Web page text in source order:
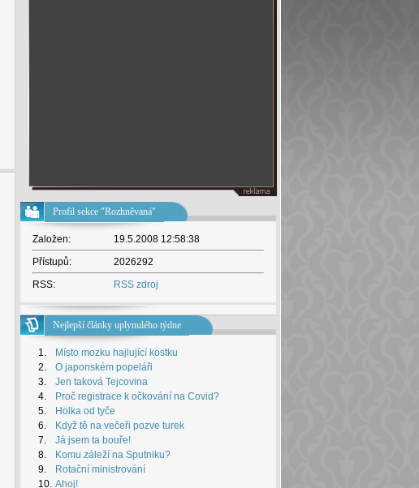
Profil sekce "Rozhněvaná"
Založen:
19.5.2008 12:58:38
Přístupů:
2026292
RSS:
RSS zdroj
Nejlepší články uplynulého týdne
1.
Místo mozku hajlující kostku
2.
O japonském popeláři
3.
Jen taková Tejcovina
4.
Proč registrace k očkování na Covid?
5.
Holka od tyče
6.
Když tě na večeři pozve turek
7.
Já jsem ta bouře!
8.
Komu záleží na Sputniku?
9.
Rotační ministrování
10. Ahoj!